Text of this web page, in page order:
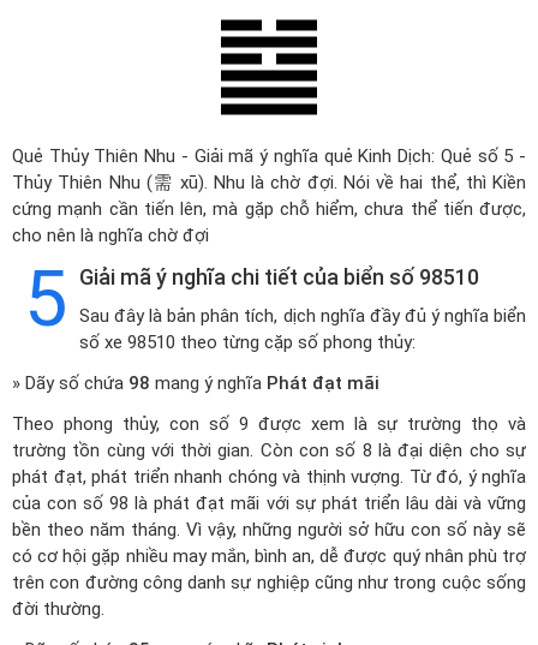
Quẻ Thủy Thiên Nhu - Giải mã ý nghĩa quẻ Kinh Dịch: Quẻ số 5 -
Thủy Thiên Nhu (需 xū). Nhu là chờ đợi. Nói về hai thể, thì Kiền
cứng mạnh cần tiến lên, mà gặp chỗ hiểm, chưa thể tiến được,
cho nên là nghĩa chờ đợi
5 Giải mã ý nghĩa chi tiết của biển số 98510
Sau đây là bản phân tích, dịch nghĩa đầy đủ ý nghĩa biển
số xe 98510 theo từng cặp số phong thủy:
» Dãy số chứa 98 mang ý nghĩa Phát đạt mãi
Theo phong thủy, con số 9 được xem là sự trường thọ và
trường tồn cùng với thời gian. Còn con số 8 là đại diện cho sự
phát đạt, phát triển nhanh chóng và thịnh vượng. Từ đó, ý nghĩa
của con số 98 là phát đạt mãi với sự phát triển lâu dài và vững
bền theo năm tháng. Vì vậy, những người sở hữu con số này sẽ
có cơ hội gặp nhiều may mắn, bình an, dễ được quý nhân phù trợ
trên con đường công danh sự nghiệp cũng như trong cuộc sống
đời thường.